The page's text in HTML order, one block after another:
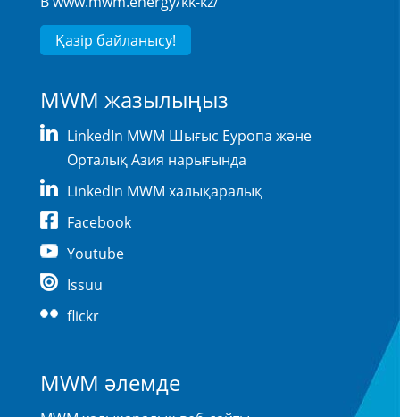
Қазір байланысу!
MWM жазылыңыз
LinkedIn MWM Шығыс Еуропа және
Орталық Азия нарығында
LinkedIn MWM халықаралық
Facebook
Youtube
Issuu
flickr
MWM әлемде